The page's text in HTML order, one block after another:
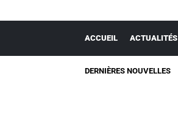
ACCUEIL ACTUALITÉS
DERNIÈRES NOUVELLES